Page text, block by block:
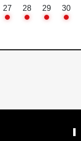
27 28 29 30